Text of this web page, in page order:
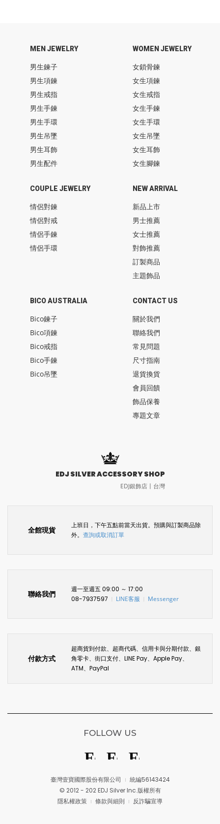
MEN JEWELRY
男生鍊子
男生項鍊
男生戒指
男生手鍊
男生手環
男生吊墜
男生耳飾
男生配件
WOMEN JEWELRY
女鎖骨鍊
女生項鍊
女生戒指
女生手鍊
女生手環
女生吊墜
女生耳飾
女生腳鍊
COUPLE JEWELRY
情侶對鍊
情侶對戒
情侶手鍊
情侶手環
BICO AUSTRALIA
Bico鍊子
Bico項鍊
Bico戒指
Bico手鍊
Bico吊墜
NEW ARRIVAL
新品上市
男士推薦
女士推薦
對飾推薦
訂製商品
主題飾品
CONTACT US
關於我們
聯絡我們
常見問題
尺寸指南
退貨換貨
會員回饋
飾品保養
專題文章
EDJ SILVER ACCESSORY SHOP
EDJ銀飾店〡台灣
全館現貨
上班日，下午五點前當天出貨。預購與訂製商品除
外。 查詢或取消訂單
聯絡我們
週一至週五 09:00 ～ 17:00
08-7937597
LINE客服 Messenger
付款方式
超商貨到付款、超商代碼、信用卡與分期付款、銀
角零卡、街口支付、LINE Pay、Apple Pay、
ATM、PayPal
臺灣壹寶國際股份有限公司
統編56143424
© 2012 - 202 EDJ Silver Inc.版權所有
隱私權政策
條款與細則 反詐騙宣導
FOLLOW US